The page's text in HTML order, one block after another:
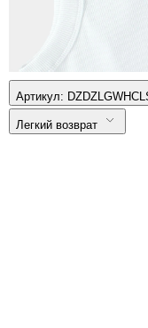
Артикул:
Легкий возврат